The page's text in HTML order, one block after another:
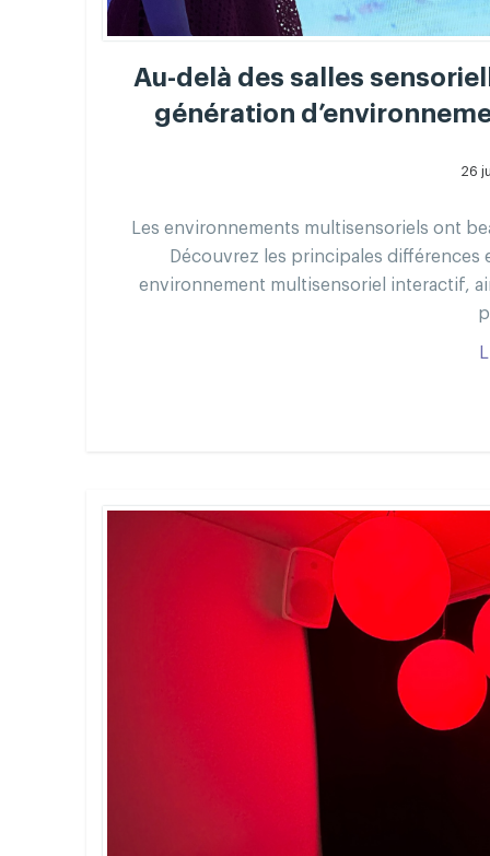
Au-delà des salles
génération
26
Les environnements multisensoriels ont
Découvrez les principales
environnement multisensoriel interactif,